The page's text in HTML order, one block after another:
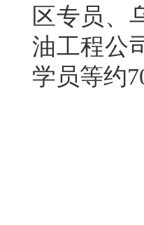
区专员、
油工程公
学员等约